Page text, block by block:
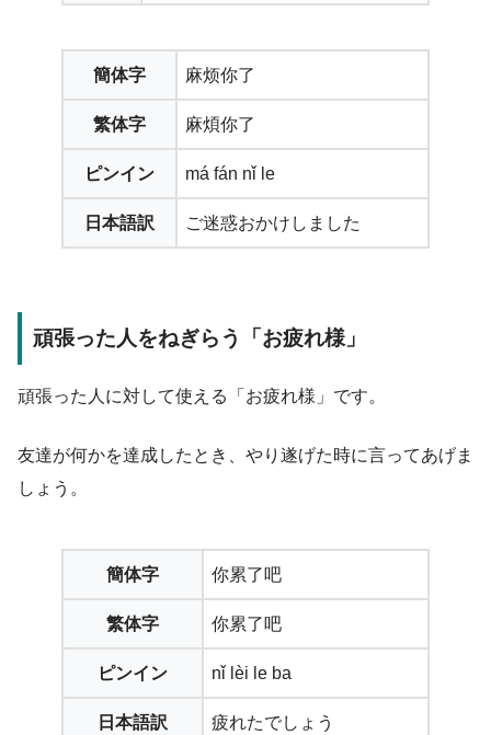
簡体字 麻烦你了
繁体字 麻煩你了
ピンイン má fán nǐ le
日本語訳 ご迷惑おかけしました
頑張った人をねぎらう「お疲れ様」
頑張った人に対して使える「お疲れ様」です。
友達が何かを達成したとき、やり遂げた時に言ってあげま
しょう。
簡体字 你累了吧
繁体字 你累了吧
ピンイン nǐ lèi le ba
日本語訳 疲れたでしょう